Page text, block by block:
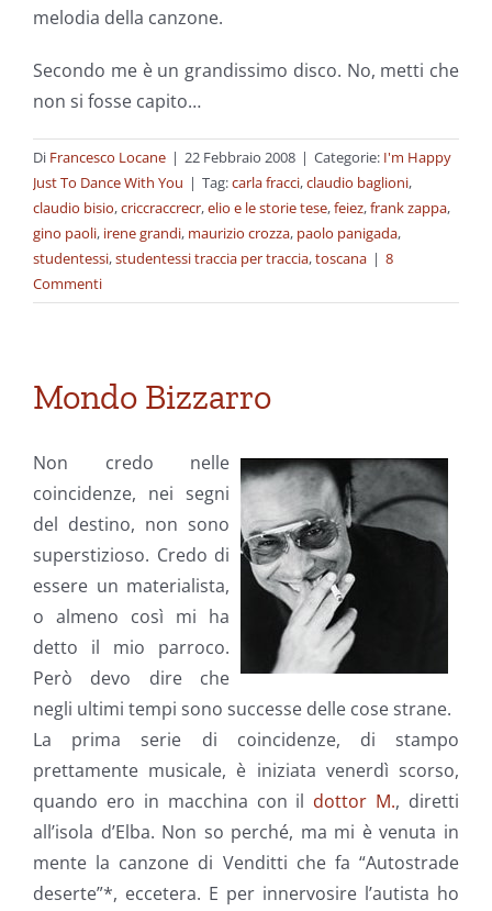
melodia della canzone.
Secondo me è un grandissimo disco. No, metti che
non si fosse capito…
Di Francesco Locane | 22 Febbraio 2008 | Categorie: I'm Happy
Just To Dance With You | Tag:carla fracci,claudio baglioni,
claudio bisio,criccraccrecr,elio e le storie tese,feiez,frank zappa,
gino paoli, irene grandi, maurizio crozza, paolo panigada,
studentessi,studentessi traccia per traccia,toscana | 8
Commenti
Mondo Bizzarro
Non credo nelle
coincidenze, nei segni
del destino, non sono
superstizioso. Credo di
essere un materialista,
o almeno così mi ha
detto il mio parroco.
Però devo dire che
negli ultimi tempi sono successe delle cose strane.
La prima serie di coincidenze, di stampo
prettamente musicale, è iniziata venerdì scorso,
quando ero in macchina con il dottor M., diretti
all’isola d’Elba. Non so perché, ma mi è venuta in
mente la canzone di Venditti che fa “Autostrade
deserte”*, eccetera. E per innervosire l’autista ho